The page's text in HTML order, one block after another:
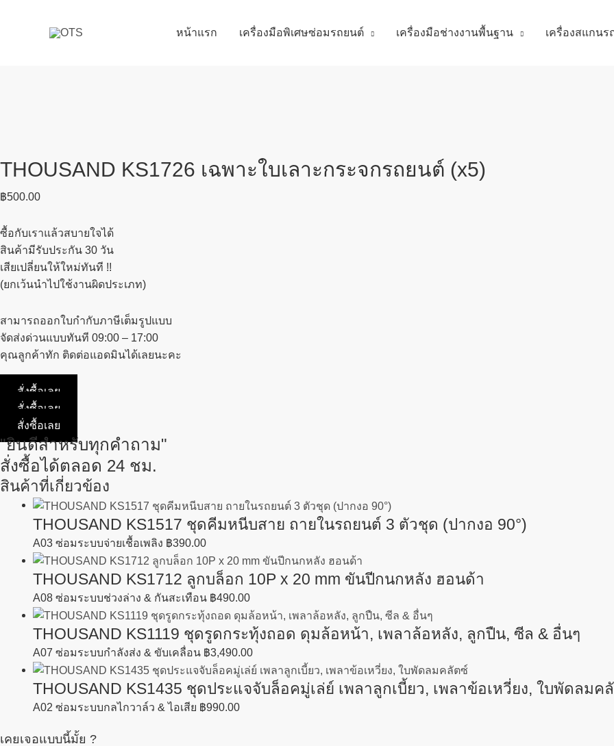
หน้าแรก เครื่องมือพิเศษซ่อมรถยนต์ เครื่องมือช่างงานพื้นฐาน เครื่องสแกนร
THOUSAND KS1726 เฉพาะใบเลาะกระจกรถยนต์ (x5)
฿500.00
ซื้อกับเราแล้วสบายใจได้
สินค้ามีรับประกัน 30 วัน
เสียเปลี่ยนให้ใหม่ทันที !!
(ยกเว้นนำไปใช้งานผิดประเภท)
สามารถออกใบกำกับภาษีเต็มรูปแบบ
จัดส่งด่วนแบบทันที 09:00 – 17:00
คุณลูกค้าทัก ติดต่อแอดมินได้เลยนะคะ
สั่งซื้อเลย
สั่งซื้อเลย
สั่งซื้อเลย
"ยินดีสำหรับทุกคำถาม"
สั่งซื้อได้ตลอด 24 ชม.
สินค้าที่เกี่ยวข้อง
THOUSAND KS1517 ชุดคีมหนีบสาย ถายในรถยนต์ 3 ตัวชุด (ปากงอ 90°)
A03 ซ่อมระบบจ่ายเชื้อเพลิง ฿390.00
THOUSAND KS1712 ลูกบล็อก 10P x 20 mm ขันปีกนกหลัง ฮอนด้า
A08 ซ่อมระบบช่วงล่าง & กันสะเทือน ฿490.00
THOUSAND KS1119 ชุดรูดกระทุ้งถอด ดุมล้อหน้า, เพลาล้อหลัง, ลูกปืน, ซีล & อื่นๆ
A07 ซ่อมระบบกำลังส่ง & ขับเคลื่อน ฿3,490.00
THOUSAND KS1435 ชุดประแจจับล็อคมู่เล่ย์ เพลาลูกเบี้ยว, เพลาข้อเหวี่ยง, ใบพัดลมค
A02 ซ่อมระบบกลไกวาล์ว & ไอเสีย ฿990.00
เคยเจอแบบนี้มั้ย ?